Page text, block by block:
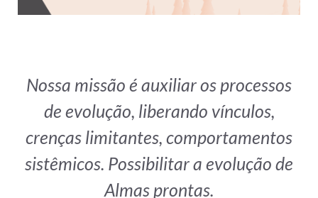
Nossa missão é auxiliar os processos
de evolução, liberando vínculos,
crenças limitantes, comportamentos
sistêmicos. Possibilitar a evolução de
Almas prontas.